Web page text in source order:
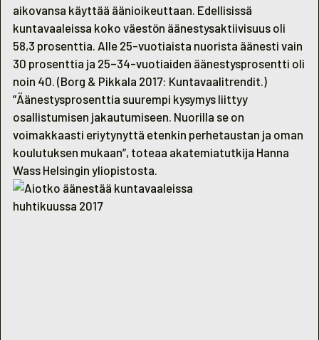
aikovansa käyttää äänioikeuttaan. Edellisissä
kuntavaaleissa koko väestön äänestysaktiivisuus oli
58,3 prosenttia. Alle 25-vuotiaista nuorista äänesti vain
30 prosenttia ja 25–34-vuotiaiden äänestysprosentti oli
noin 40. (Borg & Pikkala 2017: Kuntavaalitrendit.)
”Äänestysprosenttia suurempi kysymys liittyy
osallistumisen jakautumiseen. Nuorilla se on
voimakkaasti eriytynyttä etenkin perhetaustan ja oman
koulutuksen mukaan”, toteaa akatemiatutkija Hanna
Wass Helsingin yliopistosta.